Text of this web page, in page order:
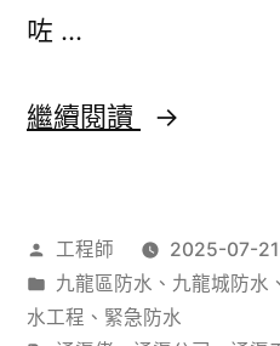
錢
心
咗 …
繼續閱讀
點
嘅
屋
作
者：
工程師
2025-07-21
分
類：
九龍區防水 、 九龍城防水 、
水工程 、 緊急防水